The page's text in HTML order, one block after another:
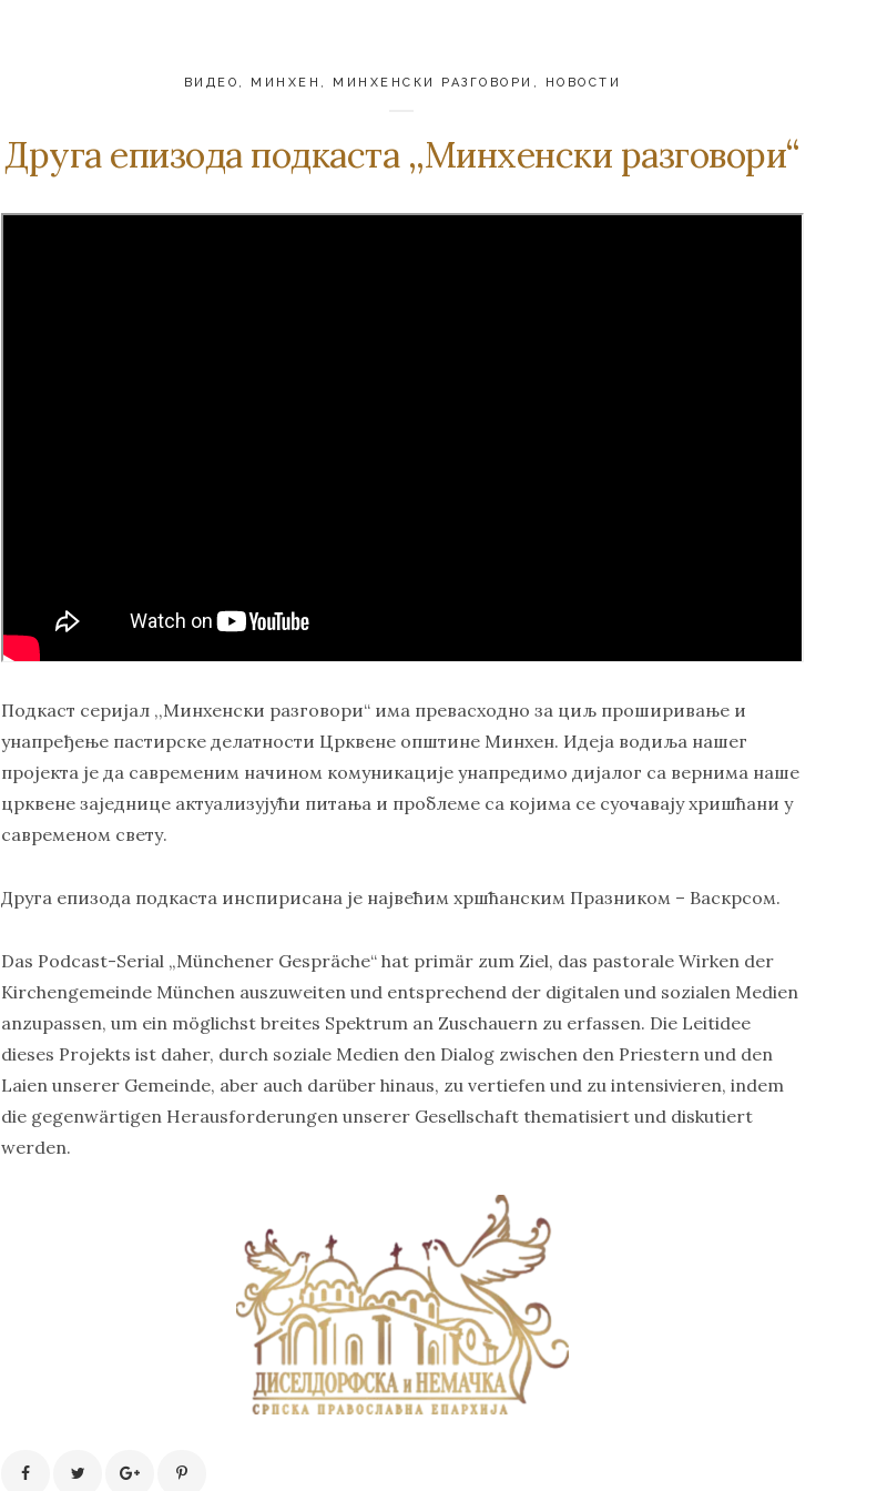
ВИДЕО , МИНХЕН , МИНХЕНСКИ РАЗГОВОРИ , НОВОСТИ
Друга епизода подкаста ,,Минхенски разговори“
Подкаст серијал ,,Минхенски разговори“ има превасходно за циљ проширивање и
унапређење пастирске делатности Црквене општине Минхен. Идеја водиља нашег
пројекта је да савременим начином комуникације унапредимо дијалог са вернима наше
црквене заједнице актуализујући питања и проблеме са којима се суочавају хришћани у
савременом свету.
Друга епизода подкаста инспирисана је највећим хршћанским Празником – Васкрсом.
Das Podcast-Serial „Münchener Gespräche“ hat primär zum Ziel, das pastorale Wirken der
Kirchengemeinde München auszuweiten und entsprechend der digitalen und sozialen Medien
anzupassen, um ein möglichst breites Spektrum an Zuschauern zu erfassen. Die Leitidee
dieses Projekts ist daher, durch soziale Medien den Dialog zwischen den Priestern und den
Laien unserer Gemeinde, aber auch darüber hinaus, zu vertiefen und zu intensivieren, indem
die gegenwärtigen Herausforderungen unserer Gesellschaft thematisiert und diskutiert
werden.